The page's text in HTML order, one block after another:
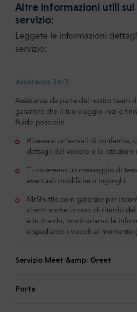
Altre informazioni utili
servizio:
Leggete le informazioni
servizio:
Assistenza 24/7
Assistenza da parte del nostro team
garantire che il tuo viaggio inizi e
fluido possibile
Riceverai un'e-mail di conferma,
dettagli del veicolo e le istruzioni
Ti invieremo un messaggio di
eventuali modifiche o ingorghi
MrShuttle.com garanzie per
clienti anche in caso di ritardo
è in ritardo, monitoriamo le
e spediamo i veicoli al momento
Servizio Meet &amp; Greet
Porta